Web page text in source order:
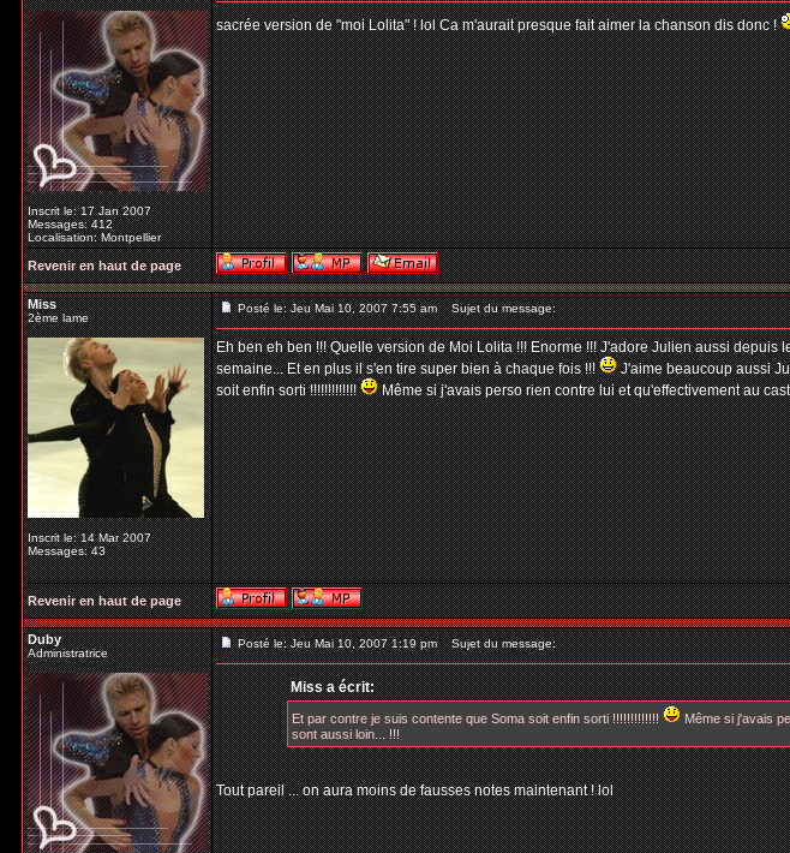
Inscrit le: 17 Jan 2007
Messages: 412
Localisation: Montpellier
sacrée version de "moi Lolita" ! lol Ca m'aurait presque fait aimer la chanson dis donc !
Revenir en haut de page
Miss
2ème lame
Inscrit le: 14 Mar 2007
Messages: 43
Posté le: Jeu Mai 10, 2007 7:55 am Sujet du message:
Eh ben eh ben !!! Quelle version de Moi Lolita !!! Enorme !!! J'adore Julien aussi
semaine... Et en plus il s'en tire super bien à chaque fois !!!
J'aime beaucoup aussi
soit enfin sorti !!!!!!!!!!!!!
Même si j'avais perso rien contre lui et qu'effectivement au
Revenir en haut de page
Duby
Administratrice
Posté le: Jeu Mai 10, 2007 1:19 pm Sujet du message:
Miss a écrit:
Et par contre je suis contente que Soma soit enfin sorti !!!!!!!!!!!!!
Même si j'avais
sont aussi loin... !!!
Tout pareil ... on aura moins de fausses notes maintenant ! lol